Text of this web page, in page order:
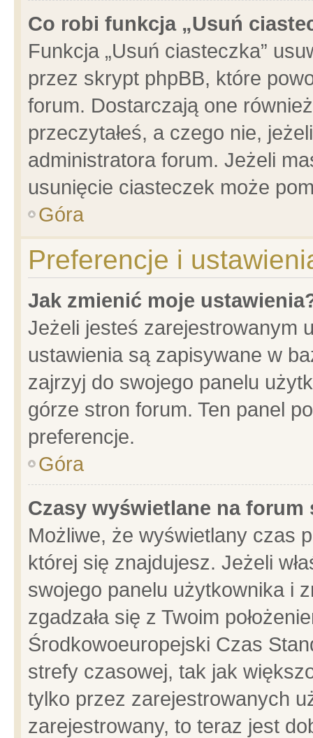
Co robi funkcja „Usuń
Funkcja „Usuń ciasteczka”
przez skrypt phpBB, które
forum. Dostarczają one
przeczytałeś, a czego nie,
administratora forum. Jeżeli
usunięcie ciasteczek może
Góra
Preferencje i
Jak zmienić moje
Jeżeli jesteś zarejestrowanym
ustawienia są zapisywane w
zajrzyj do swojego panelu
górze stron forum. Ten panel
preferencje.
Góra
Czasy wyświetlane na forum
Możliwe, że wyświetlany czas
której się znajdujesz. Jeżeli
swojego panelu użytkownika i
zgadzała się z Twoim
Środkowoeuropejski Czas
strefy czasowej, tak jak
tylko przez zarejestrowanych
zarejestrowany, to teraz jest